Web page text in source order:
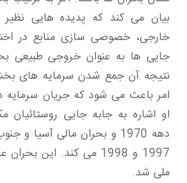
بیان می کند که پدیده هایی نظیر
خارجی، خصوصی سازی منابع در
جایی ها به عنوان خروجی طبیعی
نتیجه آن جمع شدن سرمایه
امر باعث می شود که جریان سرمایه
او اشاره به جابه جایی
دهه 1970 و بحران مالی آسیا
1997 و 1998 می کند. این
ملی شد.